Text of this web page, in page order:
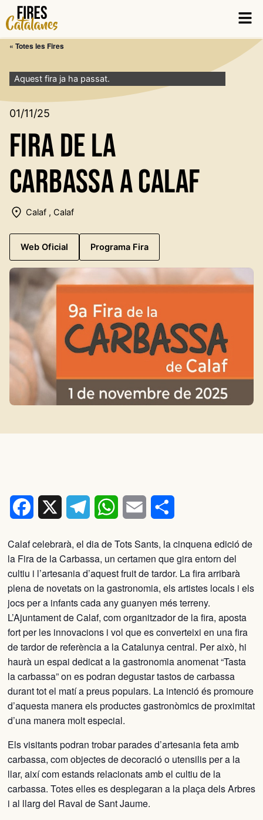
« Totes les Fires
Aquest fira ja ha passat.
01/11/25
Fira de la
Carbassa a Calaf
Calaf , Calaf
Web Oficial Programa Fira
Facebook TelegramWhatsApp
Email
Calaf celebrarà, el dia de Tots Sants, la cinquena edició de
la Fira de la Carbassa, un certamen que gira entorn del
cultiu i l’artesania d’aquest fruit de tardor. La fira arribarà
plena de novetats on la gastronomia, els ar­tistes locals i els
jocs per a infants cada any guanyen més terreny.
L’Ajuntament de Calaf, com organitzador de la fira, aposta
fort per les innovacions i vol que es converteixi en una fira
de tardor de referència a la Catalunya central. Per això, hi
haurà un espai dedicat a la gastronomia anomenat “Tasta
la carbassa” on es podran degustar tastos de carbassa
durant tot el matí a preus popu­lars. La intenció és promoure
d’aquesta manera els produc­tes gastronòmics de proximitat
d’una manera molt especial.
Els visitants podran trobar parades d’artesa­nia feta amb
carbassa, com objectes de decoració o utensi­lis per a la
llar, així com estands relacionats amb el cultiu de la
carbassa. Totes elles es desplegaran a la plaça dels Arbres
i al llarg del Raval de Sant Jaume.